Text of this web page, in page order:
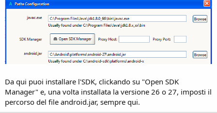
Da qui puoi installare l'SDK, clickando su "Open SDK
Manager" e, una volta installata la versione 26 o 27, imposti il
percorso del file android.jar, sempre qui.